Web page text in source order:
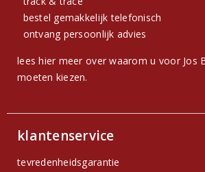
bestel gemakkelijk telefonisch
ontvang persoonlijk advies
lees hier meer over waarom u voor Jos
moeten kiezen.
klantenservice
tevredenheidsgarantie